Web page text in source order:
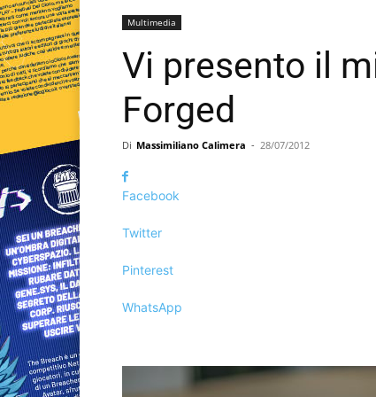
Multimedia
Vi presento il
Forged
Di Massimiliano Calimera - 28/07/2012
Facebook
Twitter
Pinterest
WhatsApp